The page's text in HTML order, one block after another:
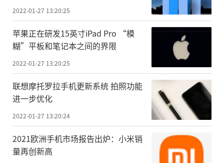
2022-01-27 13:20:25
苹果正在研发15英寸iPad Pro “模
糊”平板和笔记本之间的界限
2022-01-27 13:20:25
联想摩托罗拉手机更新系统 拍照功能
进一步优化
2022-01-27 13:20:24
2021欧洲手机市场报告出炉：小米销
量再创新高